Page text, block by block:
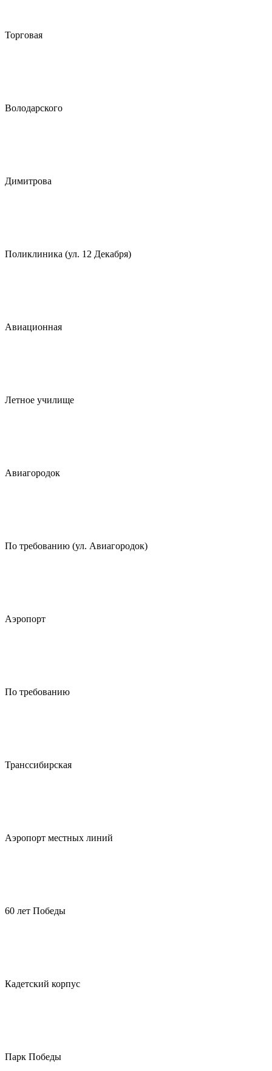
Торговая
Володарского
Димитрова
Поликлиника (ул. 12 Декабря)
Авиационная
Летное училище
Авиагородок
По требованию (ул. Авиагородок)
Аэропорт
По требованию
Транссибирская
Аэропорт местных линий
60 лет Победы
Кадетский корпус
Парк Победы